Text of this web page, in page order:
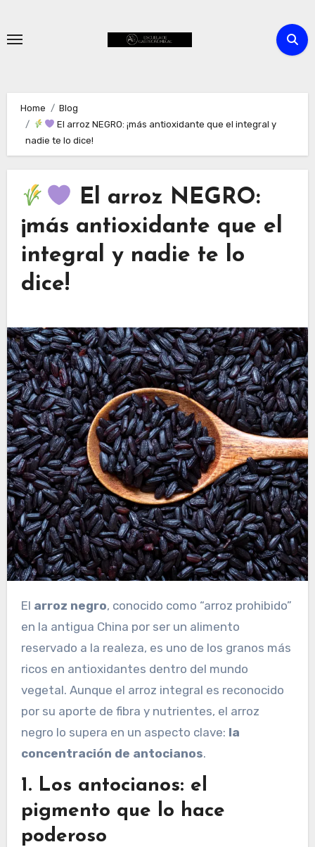
content
Home
Blog
El arroz NEGRO: ¡más antioxidante que el integral y
nadie te lo dice!
El arroz NEGRO:
¡más antioxidante que el
integral y nadie te lo
dice!
El arroz negro, conocido como “arroz prohibido”
en la antigua China por ser un alimento
reservado a la realeza, es uno de los granos más
ricos en antioxidantes dentro del mundo
vegetal. Aunque el arroz integral es reconocido
por su aporte de fibra y nutrientes, el arroz
negro lo supera en un aspecto clave: la
concentración de antocianos.
1. Los antocianos: el
pigmento que lo hace
poderoso